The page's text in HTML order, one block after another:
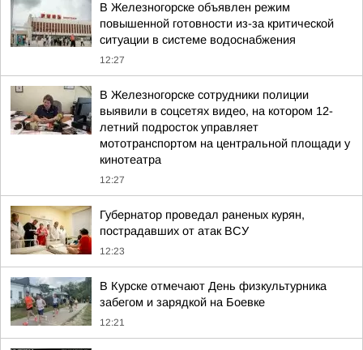
В Железногорске объявлен режим
повышенной готовности из-за критической
ситуации в системе водоснабжения
12:27
В Железногорске сотрудники полиции
выявили в соцсетях видео, на котором 12-
летний подросток управляет
мототранспортом на центральной площади у
кинотеатра
12:27
Губернатор проведал раненых курян,
пострадавших от атак ВСУ
12:23
В Курске отмечают День физкультурника
забегом и зарядкой на Боевке
12:21